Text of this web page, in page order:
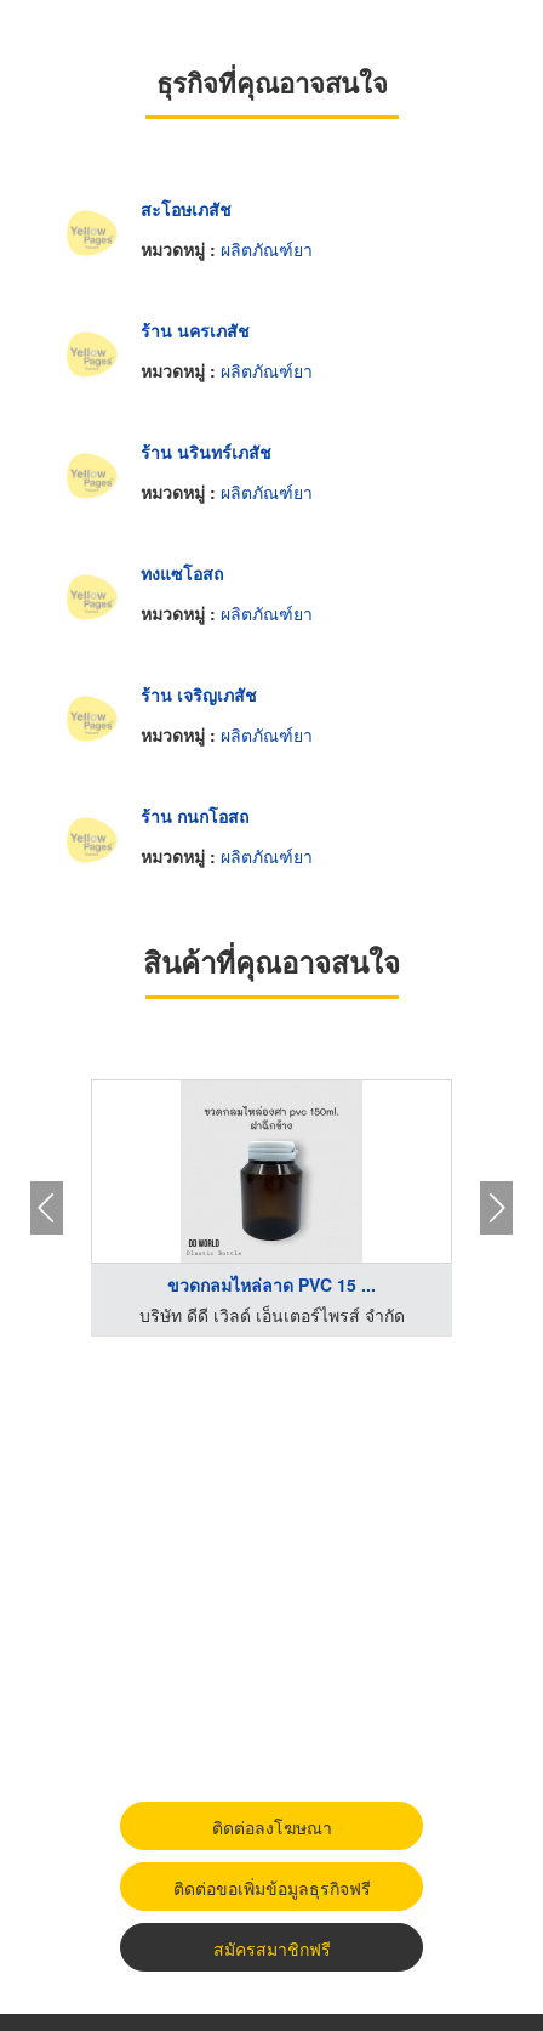
ธุรกิจที่คุณอาจสนใจ
สะโอษเภสัช
หมวดหมู่ : ผลิตภัณฑ์ยา
ร้าน นครเภสัช
หมวดหมู่ : ผลิตภัณฑ์ยา
ร้าน นรินทร์เภสัช
หมวดหมู่ : ผลิตภัณฑ์ยา
ทงแซโอสถ
หมวดหมู่ : ผลิตภัณฑ์ยา
ร้าน เจริญเภสัช
หมวดหมู่ : ผลิตภัณฑ์ยา
ร้าน กนกโอสถ
หมวดหมู่ : ผลิตภัณฑ์ยา
สินค้าที่คุณอาจสนใจ
ขวดกลมไหล่ลาด PVC 15 ...
บริษัท ดีดี เวิลด์ เอ็นเตอร์ไพรส์ จำกัด
ติดต่อลงโฆษณา
ติดต่อขอเพิ่มข้อมูลธุรกิจฟรี
สมัครสมาชิกฟรี